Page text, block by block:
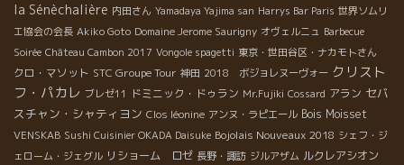
la Sénèchalière 内田さん Yamadaya Yajima san Harrys Bar Paris 世界ソムリ
エ協会の会長 Akiko Goto Domaine Jerome Saurigny オヴェルニュ Barbecue
Soirée Château Cambon 2017 Vongole spagetti 東京・世田谷区・ナカモトさん
クロ・マソット STC Groupe Tour 神田 2018 ボジョレヌーヴォー クリスト
フ・パカレ ブレゼ11 ドミニック・ドゥラン Mr.Fujiki Cossard アラン セバ
スチャン・シャティヨン Clos léonine アンヌ・ラピエール Bois Moisset
VENSKAB Sushi Cuisinier OKADA Daisuke Bojolais Nouveaux 2018 シェフ・ジ
ェローム・ジェグル リショーム ロゼ 長野・諏訪 ジルアザム ルクレアシオン